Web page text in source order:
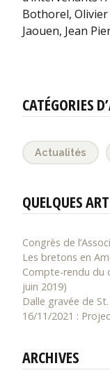
Bothorel, Olivier
Jaouen, Jean
CATÉGORIES
Actualités
QUELQUES
Congrès de
Les bretons en
Compte-rendu du
juin 2019)
Dalle gravée de
16/11/2021 :
ARCHIVES